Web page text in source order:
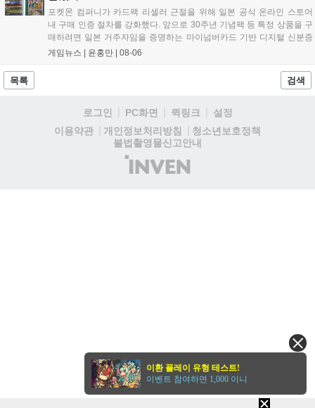
포켓몬 컴퍼니가 카드팩 리셀러 근절을 위해 일본 공식 온라인 스토어
내 구매 인증 절차를 강화했다. 앞으로 30주년 기념팩 등 특정 상품을 구
매하려면 일본 거주자임을 증명하는 마이넘버카드 기반 디지털 신분증
이 필수다. 해당 상품들은 온라인 추첨제로만 판매되며, 이번 조치는 과
러한 정책이 시장 물량 안정화에 어떤 영향을 미칠지 업계의 이목이 쏠
게임뉴스 | 윤홍만 08-06
목록 검색
로그인 PC화면 퀵링크
설정
이용약관
개인정보처리방침
청소년보호정책
불법촬영물신고안내
(주)
인
이환 플레이 유형 테스트!
이벤트 참여하면 1,000 이니